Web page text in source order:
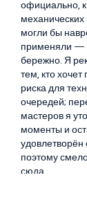
официально,
могли бы
применяли —
бережно. Я
тем, кто хочет
риска для
очередей;
мастеров я
моменты и
поэтому
сюда.